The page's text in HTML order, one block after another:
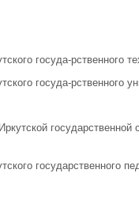
госуда-рственного
госуда-рственного
государственной
государственного